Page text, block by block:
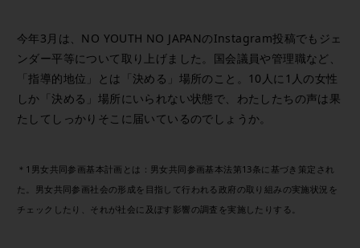
今年3月は、NO YOUTH NO JAPANのInstagram投稿でもジェ
ンダー平等について取り上げました。国会議員や管理職など、
「指導的地位」とは「決める」場所のこと。10人に1人の女性
しか「決める」場所にいられない状態で、わたしたちの声は果
たしてしっかりそこに届いているのでしょうか。
＊1男女共同参画基本計画とは：男女共同参画基本法第13条に基づき策定され
た。男女共同参画社会の形成を目指して行われる政府の取り組みの実施状況を
チェックしたり、それが社会に及ぼす影響の調査を実施したりする。